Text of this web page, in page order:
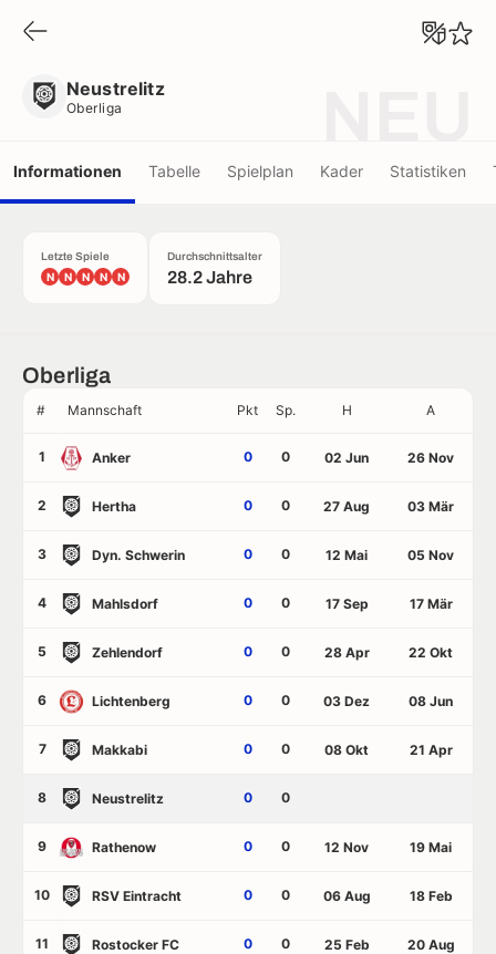
Neustrelitz
Oberliga
Informationen Tabelle Spielplan Kader Statistiken
Letzte Spiele
N N N N N
Durchschnittsalter
28.2 Jahre
Oberliga
# Mannschaft Pkt Sp. H A
1 Anker 0 0 02 Jun 26 Nov
2 Hertha 0 0 27 Aug 03 Mär
3 Dyn. Schwerin 0 0 12 Mai 05 Nov
4 Mahlsdorf 0 0 17 Sep 17 Mär
5 Zehlendorf 0 0 28 Apr 22 Okt
6 Lichtenberg 0 0 03 Dez 08 Jun
7 Makkabi 0 0 08 Okt 21 Apr
8 Neustrelitz 0 0
9 Rathenow 0 0 12 Nov 19 Mai
10 RSV Eintracht 0 0 06 Aug 18 Feb
11 Rostocker FC 0 0 25 Feb 20 Aug